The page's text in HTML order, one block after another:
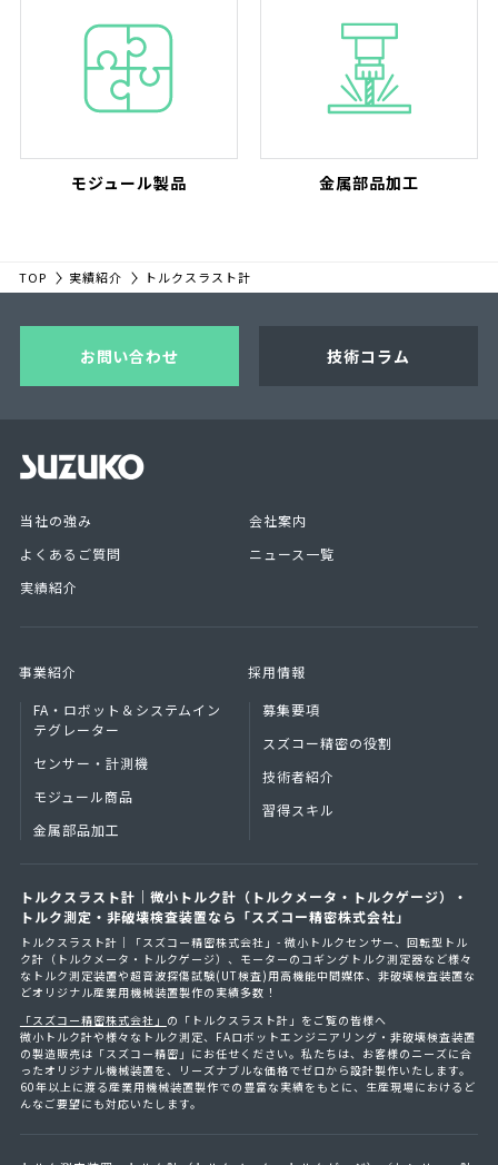
トルクスラスト計｜微小トルク計（トルクメータ・トルクゲージ）・
トルク測定・非破壊検査装置なら「スズコー精密株式会社」
トルクスラスト計｜「スズコー精密株式会社」- 微小トルクセンサー、回転型トル
ク計（トルクメータ・トルクゲージ）、モーターのコギングトルク測定器など様々
なトルク測定装置や超音波探傷試験(UT検査)用高機能中間媒体、非破壊検査装置な
どオリジナル産業用機械装置製作の実績多数！
「スズコー精密株式会社」 の「トルクスラスト計」をご覧の皆様へ
微小トルク計や様々なトルク測定、FAロボットエンジニアリング・非破壊検査装置
の製造販売は「スズコー精密」にお任せください。私たちは、お客様のニーズに合
ったオリジナル機械装置を、リーズナブルな価格でゼロから設計製作いたします。
60年以上に渡る産業用機械装置製作での豊富な実績をもとに、生産現場におけるど
んなご要望にも対応いたします。
モジュール製品 金属部品加工
TOP 実績紹介 トルクスラスト計
お問い合わせ 技術コラム
当社の強み
会社案内
よくあるご質問
ニュース一覧
実績紹介
事業紹介
FA・ロボット＆ システムイン
テグレーター
センサー・計測機
モジュール商品
金属部品加工
採用情報
募集要項
スズコー精密の役割
技術者紹介
習得スキル